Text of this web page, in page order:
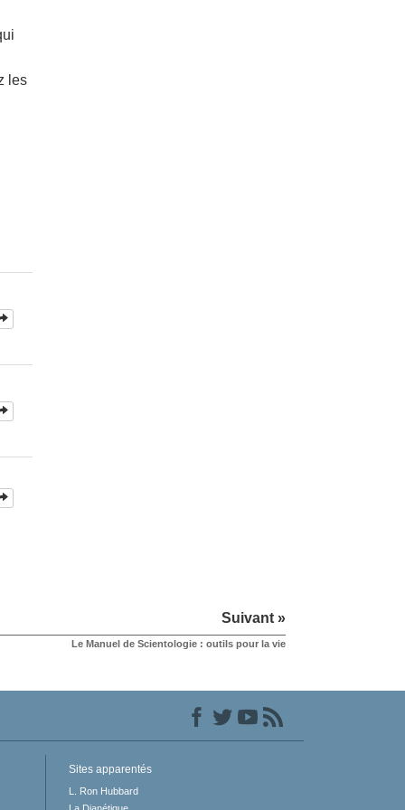
les
Suivant »
Le Manuel de Scientologie : outils pour la vie
Sites apparentés
L. Ron Hubbard